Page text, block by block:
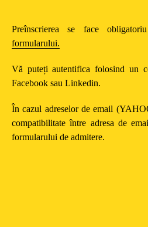
Preînscrierea se face
formularului.
Vă puteți autentifica folosind un
Facebook sau Linkedin.
În cazul adreselor de email
compatibilitate între adresa de
formularului de admitere.